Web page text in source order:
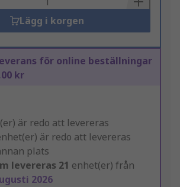
Lägg i korgen
för online beställningar
kr
är redo att levereras
är redo att levereras
plats
levereras 21 enhet(er) från
2026